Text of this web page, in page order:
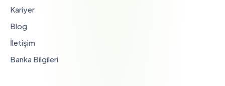
Kariyer
Blog
İletişim
Banka Bilgileri